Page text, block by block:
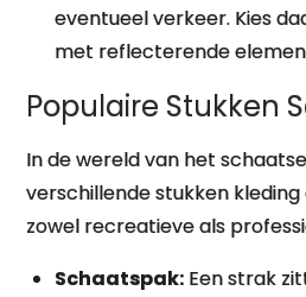
eventueel verkeer. Kies
met reflecterende
Populaire Stukken
In de wereld van het
verschillende stukken kleding
zowel recreatieve als
Schaatspak: Een strak